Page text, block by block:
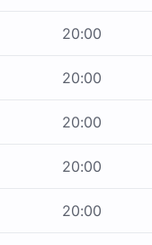
20:00
20:00
20:00
20:00
20:00